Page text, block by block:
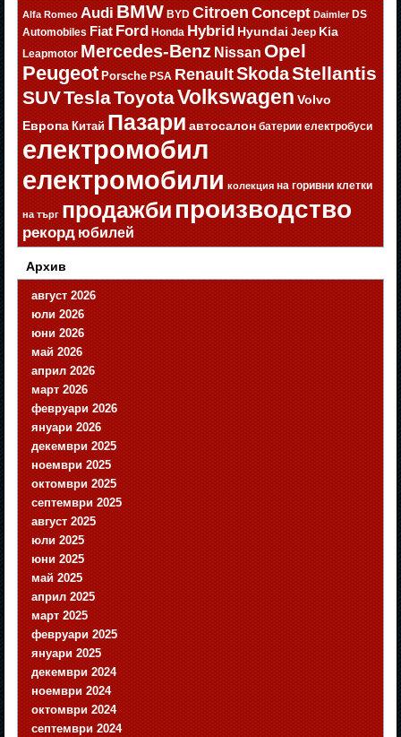
Alfa Romeo Audi BMW BYD Citroen Concept Daimler DS
Automobiles Fiat Ford Honda Hybrid Hyundai Jeep Kia
Leapmotor Mercedes-Benz Nissan Opel
Peugeot Porsche PSA RenaultSkodaStellantis
SUVTeslaToyotaVolkswagen Volvo
Европа Китай Пазари автосалон батерии електробуси
електромобил
електромобили колекция на горивни клетки
на търг продажбипроизводство
рекорд юбилей
Архив
август 2026
юли 2026
юни 2026
май 2026
април 2026
март 2026
февруари 2026
януари 2026
декември 2025
ноември 2025
октомври 2025
септември 2025
август 2025
юли 2025
юни 2025
май 2025
април 2025
март 2025
февруари 2025
януари 2025
декември 2024
ноември 2024
октомври 2024
септември 2024